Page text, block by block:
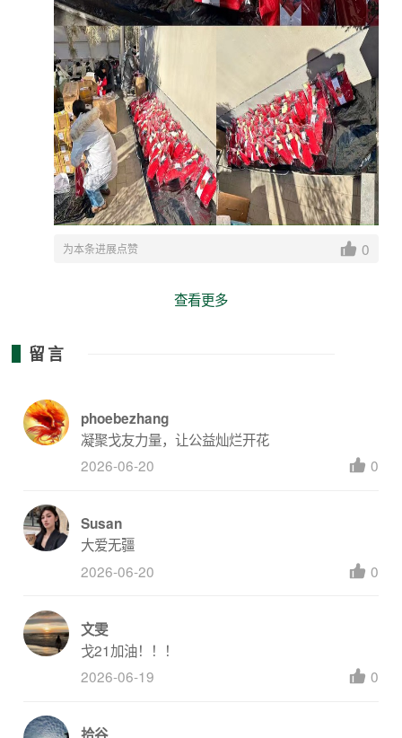
为本条进展点赞 0
查看更多
留言
phoebezhang
凝聚戈友力量，让公益灿烂开花
2026-06-20
0
Susan
大爱无疆
2026-06-20
0
文雯
戈21加油！！！
2026-06-19
0